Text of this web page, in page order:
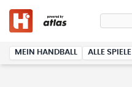
MEIN HANDBALL ALLE SPIELE